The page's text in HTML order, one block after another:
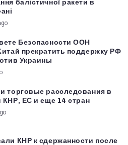
балістичної ракети в
Безопасности ООН
прекратить поддержку РФ
Украины
торговые расследования в
КНР, ЕС и еще 14 стран
КНР к сдержанности после